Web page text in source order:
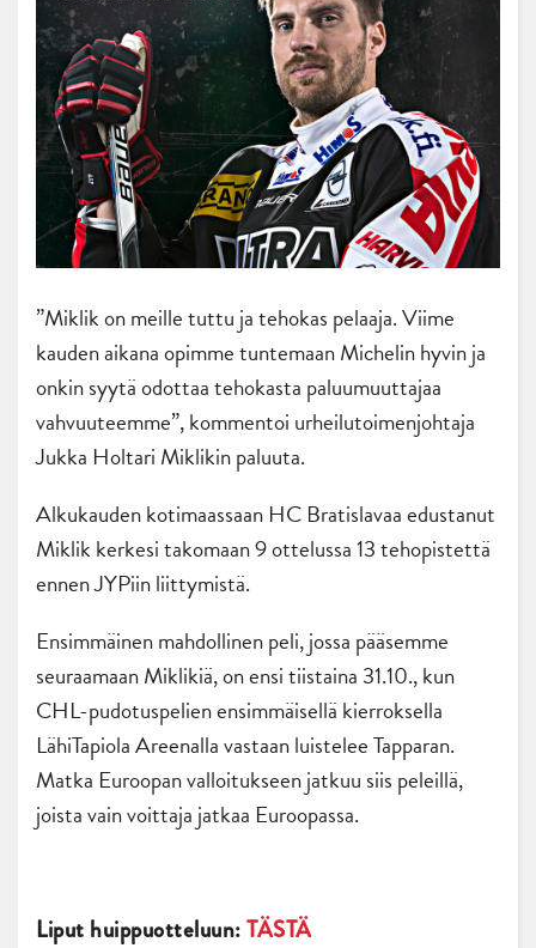
”Miklik on meille tuttu ja tehokas pelaaja. Viime
kauden aikana opimme tuntemaan Michelin hyvin ja
onkin syytä odottaa tehokasta paluumuuttajaa
vahvuuteemme”, kommentoi urheilutoimenjohtaja
Jukka Holtari Miklikin paluuta.
Alkukauden kotimaassaan HC Bratislavaa edustanut
Miklik kerkesi takomaan 9 ottelussa 13 tehopistettä
ennen JYPiin liittymistä.
Ensimmäinen mahdollinen peli, jossa pääsemme
seuraamaan Miklikiä, on ensi tiistaina 31.10., kun
CHL-pudotuspelien ensimmäisellä kierroksella
LähiTapiola Areenalla vastaan luistelee Tapparan.
Matka Euroopan valloitukseen jatkuu siis peleillä,
joista vain voittaja jatkaa Euroopassa.
Liput huippuotteluun:TÄSTÄ